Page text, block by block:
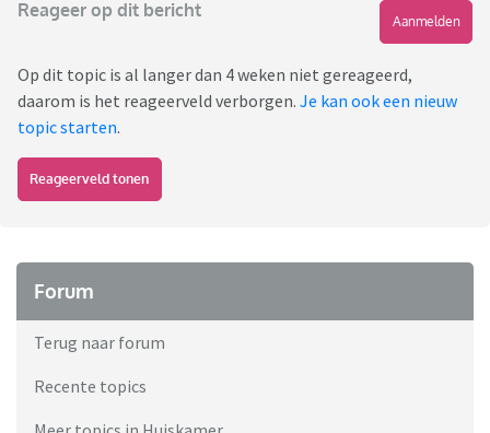
Reageer op dit bericht
Aanmelden
Op dit topic is al langer dan 4 weken niet gereageerd,
daarom is het reageerveld verborgen. Je kan ook een nieuw
topic starten.
Reageerveld tonen
Forum
Terug naar forum
Recente topics